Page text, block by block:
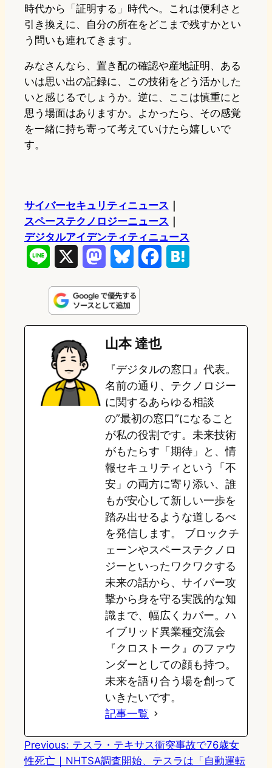
時代から「証明する」時代へ。これは便利さと
引き換えに、自分の所在をどこまで残すかとい
う問いも連れてきます。
みなさんなら、置き配の確認や産地証明、ある
いは思い出の記録に、この技術をどう活かした
いと感じるでしょうか。逆に、ここは慎重にと
思う場面はありますか。よかったら、その感覚
を一緒に持ち寄って考えていけたら嬉しいで
す。
サイバーセキュリティニュース
スペーステクノロジーニュース
デジタルアイデンティティニュース
n
e
s
t
o
o
n
u
e
s
k
e
b
o
o
k
e
a
山本 達也
『デジタルの窓口』代表。
名前の通り、テクノロジー
に関するあらゆる相談
の”最初の窓口”になること
が私の役割です。未来技術
がもたらす「期待」と、情
報セキュリティという「不
安」の両方に寄り添い、誰
もが安心して新しい一歩を
踏み出せるような道しるべ
を発信します。 ブロックチ
ェーンやスペーステクノロ
ジーといったワクワクする
未来の話から、サイバー攻
撃から身を守る実践的な知
識まで、幅広くカバー。ハ
イブリッド異業種交流会
『クロストーク』のファウ
ンダーとしての顔も持つ。
未来を語り合う場を創って
いきたいです。
記事一覧
Previous: テスラ・テキサス衝突事故で76歳女
性死亡｜NHTSA調査開始、テスラは「自動運転